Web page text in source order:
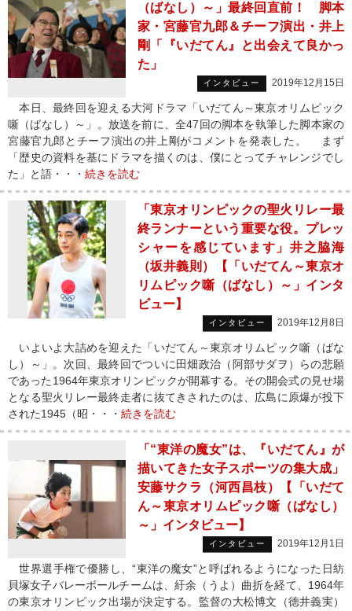
（ばなし）～」最終回直前！ 脚本
家・宮藤官九郎＆チーフ演出・井上
剛「『いだてん』と出会えて良かっ
た」
インタビュー 2019年12月15日
本日、最終回を迎える大河ドラマ「いだてん～東京オリムピック
噺（ばなし）～」。放送を前に、全47回の脚本を執筆した脚本家の
宮藤官九郎とチーフ演出の井上剛がコメントを発表した。 まず
「歴史の資料を基にドラマを描くのは、僕にとってチャレンジでし
た」と語・・・ 続きを読む
「東京オリンピックの聖火リレー最
終ランナーという重要な役。プレッ
シャーを感じています」井之脇海
（坂井義則）【「いだてん～東京オ
リムピック噺（ばなし）～」インタ
ビュー】
インタビュー 2019年12月8日
いよいよ大詰めを迎えた「いだてん～東京オリムピック噺（ばな
し）～」。次回、最終回でついに田畑政治（阿部サダヲ）らの悲願
であった1964年東京オリンピックが開幕する。その開会式の見せ場
となる聖火リレー最終走者に抜てきされたのは、広島に原爆が投下
された1945（昭・・・ 続きを読む
「“東洋の魔女”は、『いだてん』が
描いてきた女子スポーツの集大成」
安藤サクラ（河西昌枝）【「いだて
ん～東京オリムピック噺（ばなし）
～」インタビュー】
インタビュー 2019年12月1日
世界選手権で優勝し、“東洋の魔女”と呼ばれるようになった日紡
貝塚女子バレーボールチームは、紆余（うよ）曲折を経て、1964年
の東京オリンピック出場が決定する。監督の大松博文（徳井義実）